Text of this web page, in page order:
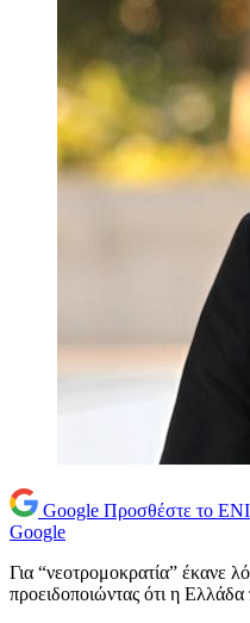
Google Προσθέστε το
Google
Για “νεοτρομοκρατία” έκανε
προειδοποιώντας ότι η Ελλάδα